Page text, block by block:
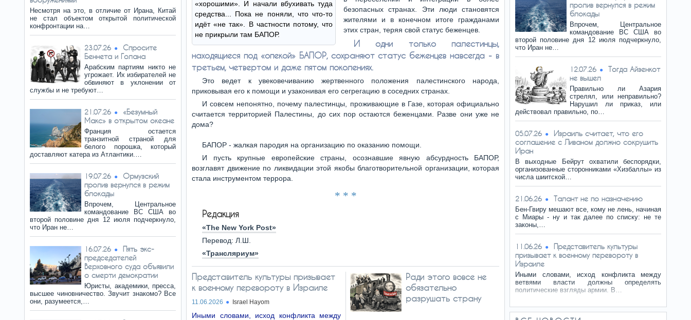
Несмотря на это, в отличие от Ирана, Китай
не стал объектом открытой политической
конфронтации на…
23.07.26
Спросите
Беннета и Голана
Арабским партиям никто не
угрожает. Их избирателей не
обвиняют в уклонении от
службы и не требуют…
21.07.26
«Безумный
Макс» в открытом океане
Франция остается
транзитной страной для
белого порошка, который
доставляют катера из Атлантики.…
19.07.26
Ормузский
пролив вернулся в режим
блокады
Впрочем, Центральное
командование ВС США во
второй половине дня 12 июля подчеркнуло,
что Иран не…
16.07.26
Пять экс-
председателей
Верховного суда объявили
о смерти демократии
Юристы, академики, пресса,
высшее чиновничество. Звучит знакомо? Все
они, разумеется,…
«хорошими». И начали вбухивать туда
средства... Пока не поняли, что что-то
идёт «не так». В частности потому, что
не прикрыли там БАПОР.
безопасных странах. Эти люди становятся
жителями и в конечном итоге гражданами
этих стран, теряя свой статус беженцев.
И одни только палестинцы,
находящиеся под «опекой» БАПОР, сохраняют статус беженцев навсегда - в
третьем, четвертом и даже пятом поколениях.
Это ведет к увековечиванию жертвенного положения палестинского народа,
приковывая его к помощи и узаконивая его сегрегацию в соседних странах.
И совсем непонятно, почему палестинцы, проживающие в Газе, которая официально
считается территорией Палестины, до сих пор остаются беженцами. Разве они уже не
дома?
БАПОР - жалкая пародия на организацию по оказанию помощи.
И пусть крупные европейские страны, осознавшие явную абсурдность БАПОР,
возглавят движение по ликвидации этой якобы благотворительной организации, которая
стала инструментом террора.
* * *
Редакция
«The New York Post»
Перевод: Л.Ш.
«Трансляриум»
Представитель культуры призывает
к военному перевороту в Израиле
11.06.2026 Israel Hayom
Иными словами, исход конфликта между
Ради этого вовсе не
обязательно
разрушать страну
пролив вернулся в режим
блокады
Впрочем, Центральное
командование ВС США во
второй половине дня 12 июля подчеркнуло,
что Иран не…
12.07.26
Тогда Айзенкот
не вышел
Правильно ли Азария
стрелял, или неправильно?
Нарушил ли приказ, или
действовал правильно, по…
05.07.26
Израиль считает, что его
соглашение с Ливаном должно сокрушить
Иран
В выходные Бейрут охватили беспорядки,
организованные сторонниками «Хизбаллы» из
числа шиитской…
21.06.26 Талант не по назначению
Бен-Гвиру мешают все, кому не лень, начиная
с Миары - ну и так далее по списку: не те
законы,…
11.06.26
Представитель культуры
призывает к военному перевороту в
Израиле
Иными словами, исход конфликта между
ветвями власти должны определять
политические взгляды армии. В…